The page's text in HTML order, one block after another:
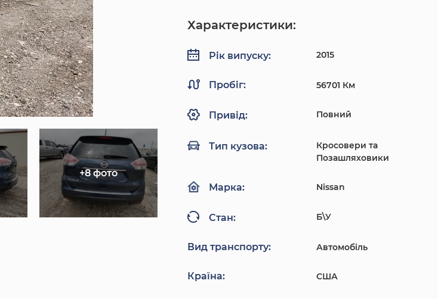
+8 фото
Характеристики:
Рік випуску: 2015
Пробіг: 56701 Км
Привід: Повний
Тип кузова:
Кросовери та
Позашляховики
Марка: Nissan
Стан: Б\У
Вид транспорту: Автомобіль
Країна: США